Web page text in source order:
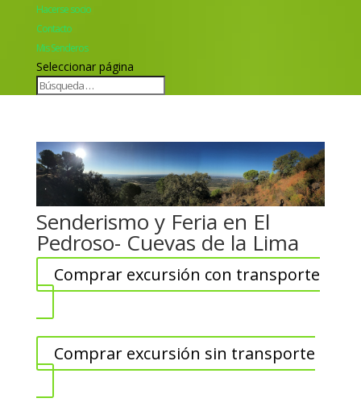
Hacerse socio
Contacto
Mis Senderos
Seleccionar página
Senderismo y Feria en El
Pedroso- Cuevas de la Lima
Comprar excursión con transporte
Comprar excursión sin transporte